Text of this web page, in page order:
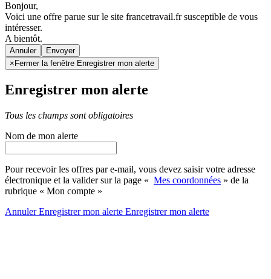
Bonjour,
Voici une offre parue sur le site francetravail.fr susceptible de vous
intéresser.
A bientôt.
Annuler
× Fermer la fenêtre Enregistrer mon alerte
Enregistrer mon alerte
Tous les champs sont obligatoires
Nom de mon alerte
Pour recevoir les offres par e-mail, vous devez saisir votre adresse
électronique et la valider sur la page « Mes coordonnées » de la
rubrique « Mon compte »
AnnulerEnregistrer mon alerte Enregistrermon alerte